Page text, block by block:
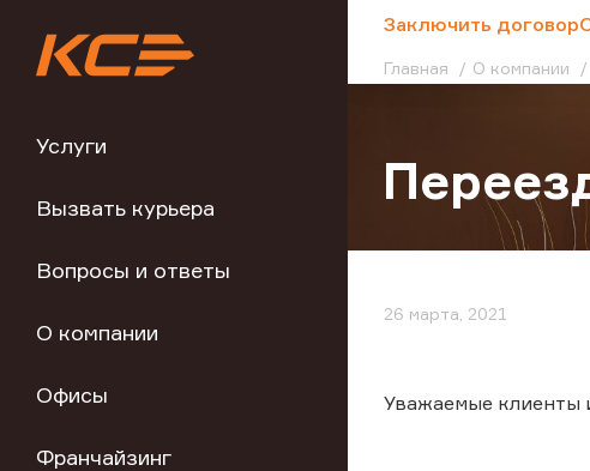
Услуги
Вызвать курьера
Вопросы и ответы
О компании
Офисы
Франчайзинг
Заключить договор
Главная О компании
26 марта, 2021
Уважаемые клиенты